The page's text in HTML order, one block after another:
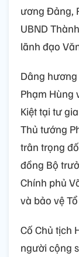
ương Đảng,
UBND
lãnh đạo
Dâng
Phạm Hùng
Kiệt tại tư
Thủ tướng
trân trọng
đồng Bộ
Chính phủ
và bảo vệ
Cố Chủ tịch
người cộng